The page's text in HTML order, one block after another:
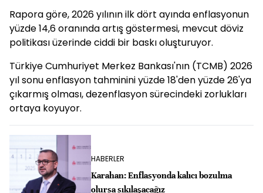
Rapora göre, 2026 yılının ilk dört ayında enflasyonun
yüzde 14,6 oranında artış göstermesi, mevcut döviz
politikası üzerinde ciddi bir baskı oluşturuyor.
Türkiye Cumhuriyet Merkez Bankası'nın (TCMB) 2026
yıl sonu enflasyon tahminini yüzde 18'den yüzde 26'ya
çıkarmış olması, dezenflasyon sürecindeki zorlukları
ortaya koyuyor.
HABERLER
Karahan: Enflasyonda kalıcı bozulma
olursa sıkılaşacağız